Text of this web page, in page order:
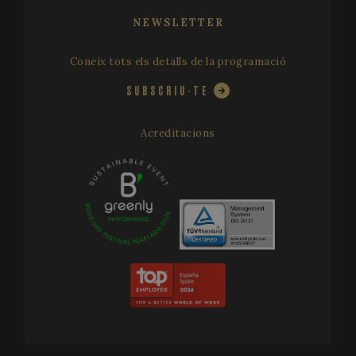
NEWSLETTER
Coneix tots els detalls de la programació
SUBSCRIU-TE
Acreditacions
VISITOR_PRIVACY_METADATA
YouTube
CookieScriptConsent
CookieScript